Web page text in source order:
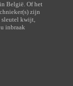
België. Of het
zijn
sleutel kwijt,
inbraak